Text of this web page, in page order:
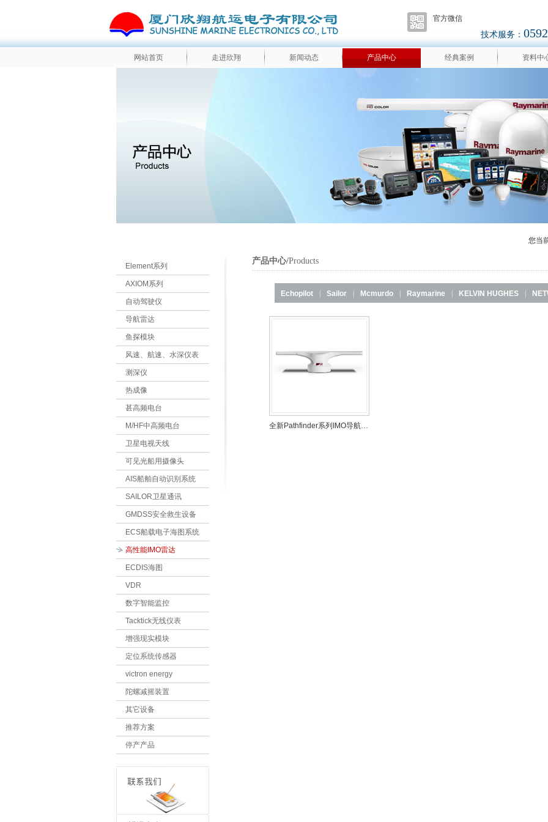
技术服务：
官方微信
网站首页 走进欣翔 新闻动态 产品中心 经典案例 资料中
您当
Element系列
AXIOM系列
自动驾驶仪
导航雷达
鱼探模块
风速、航速、水深仪表
测深仪
热成像
甚高频电台
M/HF中高频电台
卫星电视天线
可见光船用摄像头
AIS船舶自动识别系统
SAILOR卫星通讯
GMDSS安全救生设备
ECS船载电子海图系统
高性能IMO雷达
ECDIS海图
VDR
数字智能监控
Tacktick无线仪表
增强现实模块
定位系统传感器
victron energy
陀螺减摇装置
其它设备
推荐方案
停产产品
产品中心/Products
Echopilot Sailor Mcmurdo Raymarine KELVIN HUGHES
全新Pathfinder系列IMO导航雷达